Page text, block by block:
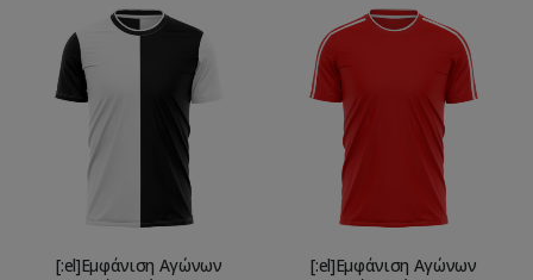
[:el]Εμφάνιση Αγώνων
[:el]Εμφάνιση Αγώνων